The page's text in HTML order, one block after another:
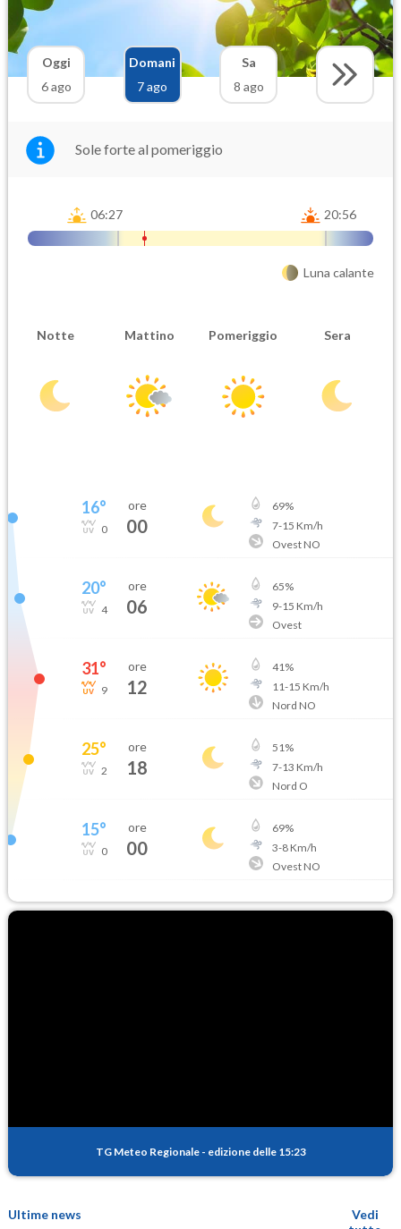
Oggi
6 ago
Domani
7 ago
Sa
8 ago
Sole forte al pomeriggio
06:27 20:56
Luna calante
Notte Mattino Pomeriggio Sera
16°
0
ore
00
69%
7-15 Km/h
Ovest NO
20°
4
ore
06
65%
9-15 Km/h
Ovest
31°
9
ore
12
41%
11-15 Km/h
Nord NO
25°
2
ore
18
51%
7-13 Km/h
Nord O
15°
0
ore
00
69%
3-8Km/h
Ovest NO
TG Meteo Regionale - edizione delle 15:23
Ultime news
Vedi